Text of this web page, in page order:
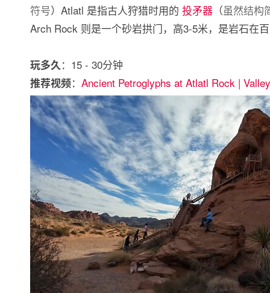
符号）Atlatl 是指古人狩猎时用的 投矛器 （虽然结构
Arch Rock 则是一个砂岩拱门，高3-5米，是岩石在
玩多久：15 - 30分钟
推荐视频： Ancient Petroglyphs at Atlatl Rock |